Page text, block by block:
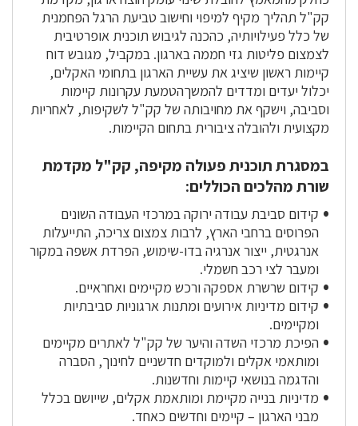
קק"ל תהליך מקיף למיפוי וחישוב טביעת הרגל הפחמנית
של כלל פעילויותיה, כהכנה לגיבוש תוכנית אופרטיבית
לצמצום פליטות גזי חממה בארגון. במקביל, מגובש דוח
קיימות ראשון שיציג את עשיית הארגון בתחומי האקלים,
יכלול יעדים ומדדים להמשךהטמעת עקרונות קיימות
וסביבה, וישקף את מחויבותה של קק"ל לשקיפות, לאחריות
מקצועית ולהובלה ציבורית בתחום הקיימות.
במסגרת תוכנית פעולה מקיפה, קק"ל מקדמת
שורת מהלכים הכוללים:
קידום סביבת עבודה ירוקה במרכזי העבודה השונים
הפרוסים ברחבי הארץ, לרבות צמצום צריכה, התייעלות
אנרגטית, ייצור אנרגיה בדו-שימוש, הפרדת אשפה במקור
ומעבר לצי רכב חשמלי.
קידום שרשרת אספקה ורכש מקיימים ואחראיים.
קידום מדיניות אירועים ומתנות ארגוניות סביבתיות
ומקיימים.
הפיכת מרכזי השדה והיער של קק"ל לאתרים מקיימים
ומותאמי אקלים ולמוקדים חדשניים לחינוך, הסברה
והדגמה בנושאי קיימות וחדשנות.
מדיניות בנייה מקיימת ומותאמת אקלים, שייושם בכלל
מבני הארגון – קיימים וחדשים כאחד.